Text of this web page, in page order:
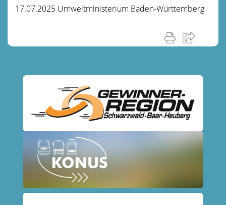
17.07.2025 Umweltministerium Baden-Württemberg